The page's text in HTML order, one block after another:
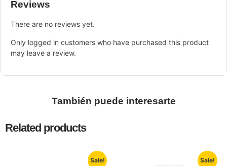
Reviews
There are no reviews yet.
Only logged in customers who have purchased this product
may leave a review.
También puede interesarte
Related products
Sale! Sale!